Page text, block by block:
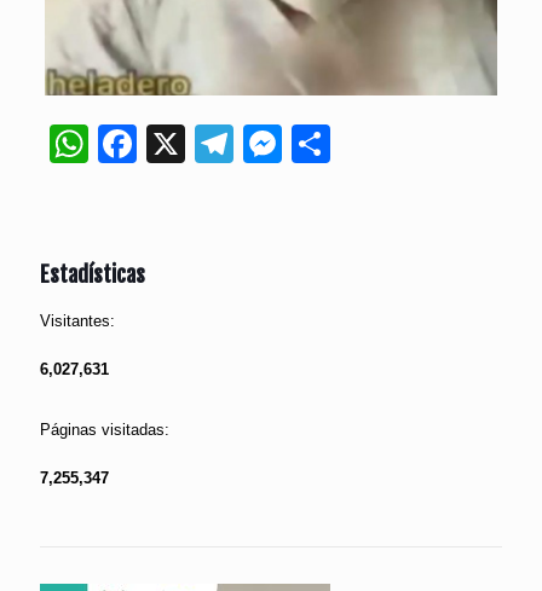
WhatsApp
Facebook
X Telegram
Messenger
Compartir
Estadísticas
Visitantes:
6,027,631
Páginas visitadas:
7,255,347